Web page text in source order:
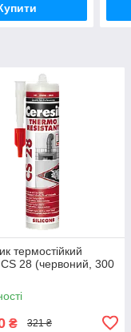
термостійкий
28 (червоний, 300
₴ 321 ₴